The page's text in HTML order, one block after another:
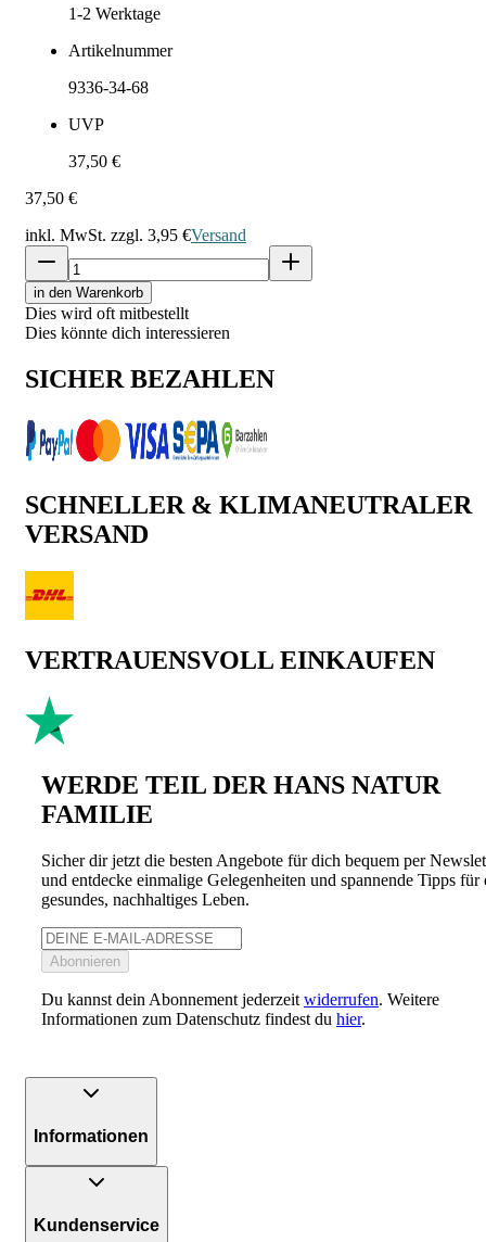
1-2 Werktage
Artikelnummer
9336-34-68
UVP
37,50 €
37,50 €
inkl. MwSt. zzgl. 3,95 €Versand
in den Warenkorb
Dies wird oft mitbestellt
Dies könnte dich interessieren
SICHER BEZAHLEN
SCHNELLER & KLIMANEUTRALER
VERSAND
VERTRAUENSVOLL EINKAUFEN
WERDE TEIL DER HANS NATUR
FAMILIE
Sicher dir jetzt die besten Angebote für dich bequem per
und entdecke einmalige Gelegenheiten und spannende Tipps für
gesundes, nachhaltiges Leben.
Abonnieren
Du kannst dein Abonnement jederzeit widerrufen. Weitere
Informationen zum Datenschutz findest du hier.
Informationen
Kundenservice